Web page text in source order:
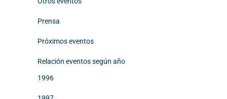
Prensa
Próximos eventos
Relación eventos según año
1996